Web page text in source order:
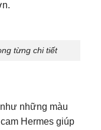
từng chi tiết
những màu
Hermes giúp